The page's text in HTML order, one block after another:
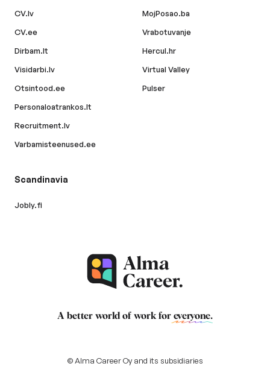
CV.lv
CV.ee
Dirbam.lt
Visidarbi.lv
Otsintood.ee
Personaloatrankos.lt
Recruitment.lv
Varbamisteenused.ee
MojPosao.ba
Vrabotuvanje
Hercul.hr
Virtual Valley
Pulser
Scandinavia
Jobly.fi
A better world of work for everyone.
© Alma Career Oy and its subsidiaries